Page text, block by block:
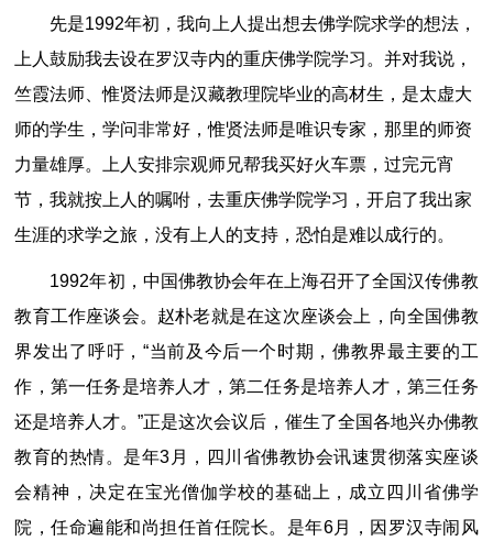
先是1992年初，我向上人提出想去佛学院求学的想法，
上人鼓励我去设在罗汉寺内的重庆佛学院学习。并对我说，
竺霞法师、惟贤法师是汉藏教理院毕业的高材生，是太虚大
师的学生，学问非常好，惟贤法师是唯识专家，那里的师资
力量雄厚。上人安排宗观师兄帮我买好火车票，过完元宵
节，我就按上人的嘱咐，去重庆佛学院学习，开启了我出家
生涯的求学之旅，没有上人的支持，恐怕是难以成行的。
1992年初，中国佛教协会年在上海召开了全国汉传佛教
教育工作座谈会。赵朴老就是在这次座谈会上，向全国佛教
界发出了呼吁，“当前及今后一个时期，佛教界最主要的工
作，第一任务是培养人才，第二任务是培养人才，第三任务
还是培养人才。”正是这次会议后，催生了全国各地兴办佛教
教育的热情。是年3月，四川省佛教协会讯速贯彻落实座谈
会精神，决定在宝光僧伽学校的基础上，成立四川省佛学
院，任命遍能和尚担任首任院长。是年6月，因罗汉寺闹风